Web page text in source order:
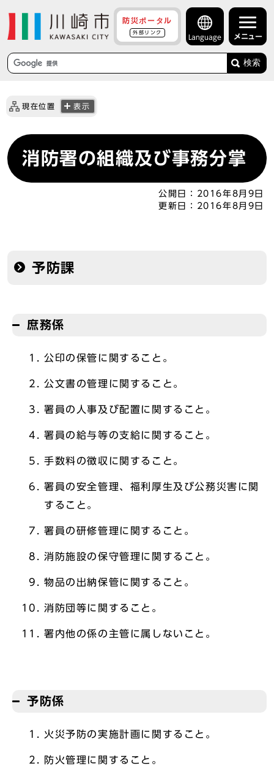
防災ポータル
外部リンク
Language メニュー
検索
現在位置 表示
消防署の組織及び事務分掌
公開日：
2016年8月9日
更新日：
2016年8月9日
予防課
庶務係
公印の保管に関すること。
公文書の管理に関すること。
署員の人事及び配置に関すること。
署員の給与等の支給に関すること。
手数料の徴収に関すること。
署員の安全管理、福利厚生及び公務災害に関
すること。
署員の研修管理に関すること。
消防施設の保守管理に関すること。
物品の出納保管に関すること。
消防団等に関すること。
署内他の係の主管に属しないこと。
予防係
火災予防の実施計画に関すること。
防火管理に関すること。